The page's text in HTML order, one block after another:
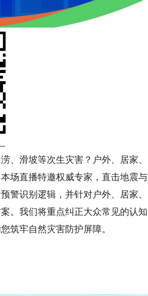
滑坡等次生灾害？户外、居家、
场直播特邀权威专家，直击地震与
警识别逻辑，并针对户外、居家、
。我们将重点纠正大众常见的认知
筑牢自然灾害防护屏障。